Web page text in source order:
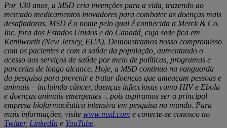
Por 130 anos, a MSD cria invenções para a vida, trazendo ao
mercado medicamentos inovadores para combater as doenças mais
desafiadoras. MSD é o nome pelo qual é conhecida a Merck & Co.
Inc. fora dos Estados Unidos e do Canadá, cuja sede fica em
Kenilworth (New Jersey, EUA). Demonstramos nosso compromisso
com os pacientes e com a saúde da população, aumentando o
acesso aos serviços de saúde por meio de políticas, programas e
parcerias de longo alcance. Hoje, a MSD continua na vanguarda
da pesquisa para prevenir e tratar doenças que ameaçam pessoas e
animais – incluindo câncer, doenças infecciosas como HIV e Ebola
e doenças animais emergentes -, pois aspiramos ser a principal
empresa biofarmacêutica intensiva em pesquisa no mundo. Para
mais informações, visite www.msd.com e conecte-se conosco no
Twitter, LinkedIn e YouTube.